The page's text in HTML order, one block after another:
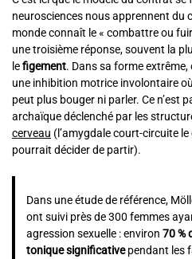
neurosciences nous apprennent du
monde connaît le « combattre ou
une troisième réponse, souvent la
lefigement. Dans sa forme extrême,
une inhibition motrice involontaire
peut plus bouger ni parler. Ce n’est
archaïque déclenché par les
cerveau (l’amygdale court-circuite
pourrait décider de partir).
Dans une étude de référence,
ont suivi près de 300 femmes
agression sexuelle : environ 70 %
tonique significativependant les